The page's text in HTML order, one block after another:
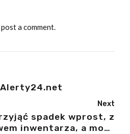
a comment.
Alerty24.net
Next
spadek wprost, z
inwentarza, a może